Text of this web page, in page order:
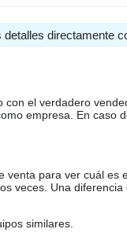
directamente
el verdadero
empresa. En caso
para ver cuál
veces. Una
similares.